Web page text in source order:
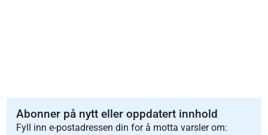
Abonner på nytt eller oppdatert innhold
Fyll inn e-postadressen din for å motta varsler om: